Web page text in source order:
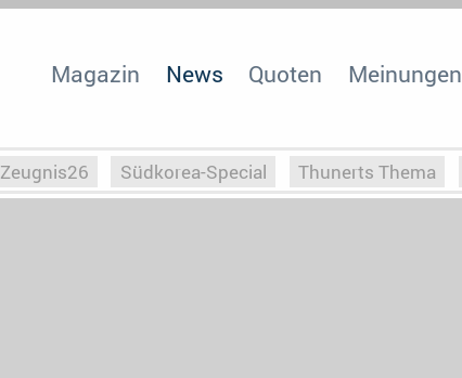
Magazin News Quoten Meinungen
Zeugnis26 Südkorea-Special Thunerts Thema